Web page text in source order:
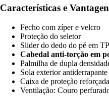
Características e
Fecho com zíper e velcro
Proteção do seletor
Slider do dedo do pé em
Cabedal anti-torção em
Palmilha de dupla
Sola exterior
Caixa de proteção reforçada
Ventilação: Couro